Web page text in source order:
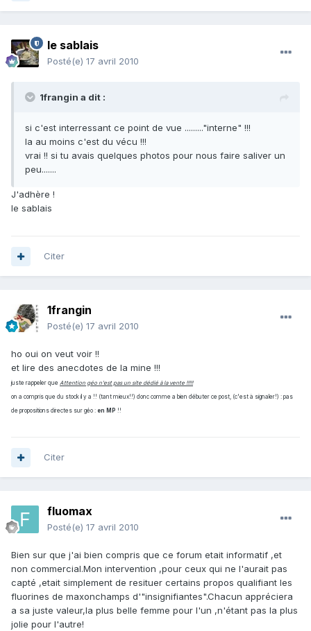
le sablais
Posté(e) 17 avril 2010
1frangin a dit :
si c'est interressant ce point de vue ........."interne" !!!
la au moins c'est du vécu !!!
vrai !! si tu avais quelques photos pour nous faire saliver un
peu.......
J'adhère !
le sablais
Citer
1frangin
Posté(e) 17 avril 2010
ho oui on veut voir !!
et lire des anecdotes de la mine !!!
juste rappeler que Attention géo n'est pas un site dédié à la vente !!!!!
on a compris que du stock il y a !! (tant mieux!!) donc comme a bien débuter ce post, (c'est à signaler!) : pas
de propositions directes sur géo : en MP !!
Citer
fluomax
Posté(e) 17 avril 2010
Bien sur que j'ai bien compris que ce forum etait informatif ,et
non commercial.Mon intervention ,pour ceux qui ne l'aurait pas
capté ,etait simplement de resituer certains propos qualifiant les
fluorines de maxonchamps d'"insignifiantes".Chacun appréciera
a sa juste valeur,la plus belle femme pour l'un ,n'étant pas la plus
jolie pour l'autre!